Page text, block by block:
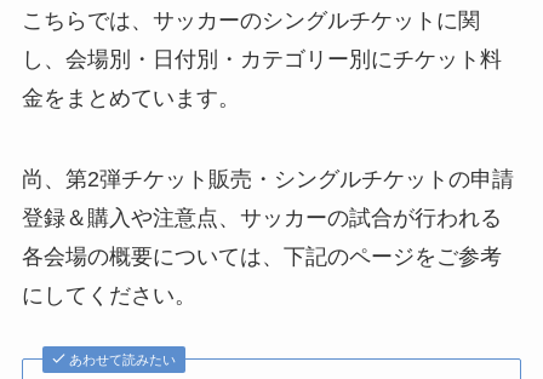
こちらでは、サッカーのシングルチケットに関
し、会場別・日付別・カテゴリー別にチケット料
金をまとめています。
尚、第2弾チケット販売・シングルチケットの申請
登録＆購入や注意点、サッカーの試合が行われる
各会場の概要については、下記のページをご参考
にしてください。
あわせて読みたい